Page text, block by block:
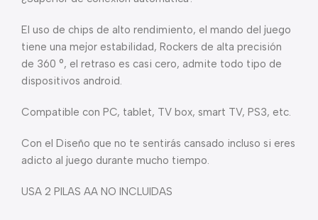
El uso de chips de alto rendimiento, el mando del juego
tiene una mejor estabilidad, Rockers de alta precisión
de 360 °, el retraso es casi cero, admite todo tipo de
dispositivos android.
Compatible con PC, tablet, TV box, smart TV, PS3, etc.
Con el Diseño que no te sentirás cansado incluso si eres
adicto al juego durante mucho tiempo.
USA 2 PILAS AA NO INCLUIDAS